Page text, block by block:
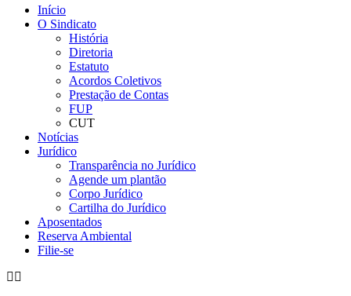
Início
O Sindicato
História
Diretoria
Estatuto
Acordos Coletivos
Prestação de Contas
FUP
CUT
Notícias
Jurídico
Transparência no Jurídico
Agende um plantão
Corpo Jurídico
Cartilha do Jurídico
Aposentados
Reserva Ambiental
Filie-se